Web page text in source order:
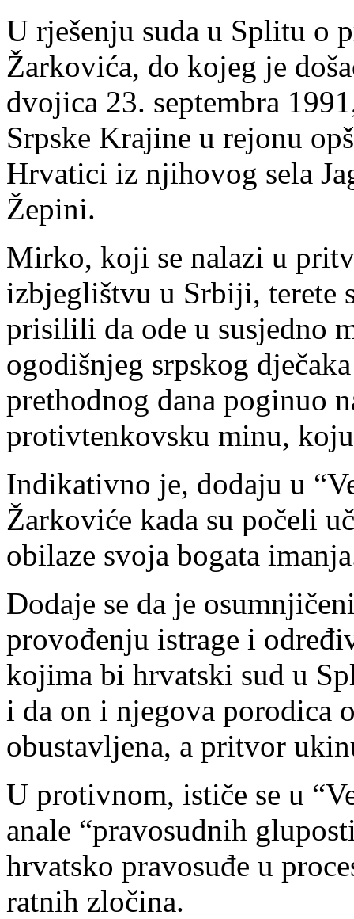
U rješenju suda u Splitu o
Žarkovića, do kojeg je
dvojica 23. septembra
Srpske Krajine u rejonu
Hrvatici iz njihovog sela
Žepini.
Mirko, koji se nalazi u
izbjeglištvu u Srbiji, terete
prisilili da ode u susjedno
ogodišnjeg srpskog
prethodnog dana poginuo
protivtenkovsku minu,
Indikativno je, dodaju u
Žarkoviće kada su počeli
obilaze svoja bogata
Dodaje se da je
provođenju istrage i
kojima bi hrvatski sud u
i da on i njegova porodica
obustavljena, a pritvor
U protivnom, ističe se u
anale “pravosudnih
hrvatsko pravosuđe u
ratnih zločina.